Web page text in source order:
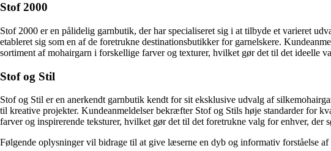
Stof 2000
Stof 2000 er en pålidelig garnbutik, der har specialiseret sig i at tilbyde et varieret
etableret sig som en af de foretrukne destinationsbutikker for garnelskere.
sortiment af mohairgarn i forskellige farver og texturer, hvilket gør det til det ideelle
Stof og Stil
Stof og Stil er en anerkendt garnbutik kendt for sit eksklusive udvalg af
til kreative projekter. Kundeanmeldelser bekræfter Stof og Stils høje standarder for
farver og inspirerende teksturer, hvilket gør det til det foretrukne valg for enhver, der
Følgende oplysninger vil bidrage til at give læserne en dyb og informativ forståelse